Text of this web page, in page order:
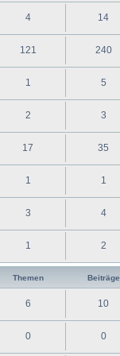
4 14
121 240
1 5
2 3
17 35
1 1
3 4
1 2
Themen Beiträge
6 10
0 0